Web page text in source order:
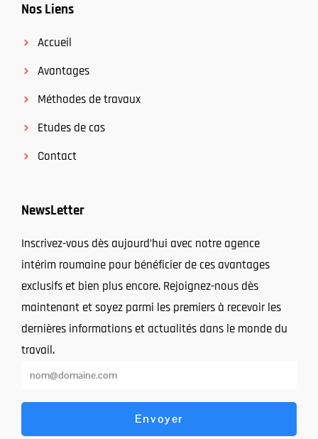
Nos Liens
Accueil
Avantages
Méthodes de travaux
Etudes de cas
Contact
NewsLetter
Inscrivez-vous dès aujourd’hui avec notre agence
intérim roumaine pour bénéficier de ces avantages
exclusifs et bien plus encore. Rejoignez-nous dès
maintenant et soyez parmi les premiers à recevoir les
dernières informations et actualités dans le monde du
travail.
Envoyer